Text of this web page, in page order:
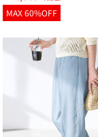
MAX 60%OFF